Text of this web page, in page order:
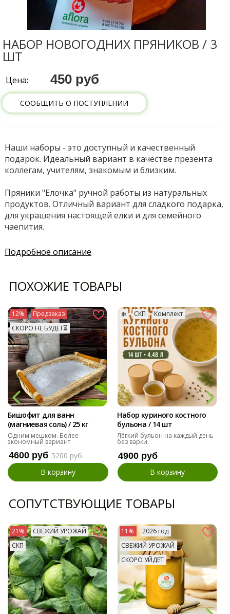
НАБОР НОВОГОДНИХ ПРЯНИКОВ / 3
ШТ
Цена: 450 руб
СООБЩИТЬ О ПОСТУПЛЕНИИ
Наши наборы - это доступный и качественный
подарок. Идеальный вариант в качестве презента
коллегам, учителям, знакомым и близким.
Пряники "Елочка" ручной работы из натуральных
продуктов. Отличный вариант для сладкого подарка,
для украшения настоящей елки и для семейного
чаепития.
Подробное описание
ПОХОЖИЕ ТОВАРЫ
12%
Предзаказ
СКОРО НЕ БУДЕТ⏳
Бишофит для ванн
(магниевая соль) / 25 кг
Одним мешком. Более
экономный вариант
4600 руб 5200 руб
В корзину
❄️ СКП Комплект
Набор куриного костного
бульона / 14 шт
Лёгкий бульон на каждый день
без варки.
4900 руб
В корзину
СОПУТСТВУЮЩИЕ ТОВАРЫ
21%
СВЕЖИЙ УРОЖАЙ
СКП
11%
2026 год
СВЕЖИЙ УРОЖАЙ
СКОРО УЙДЕТ